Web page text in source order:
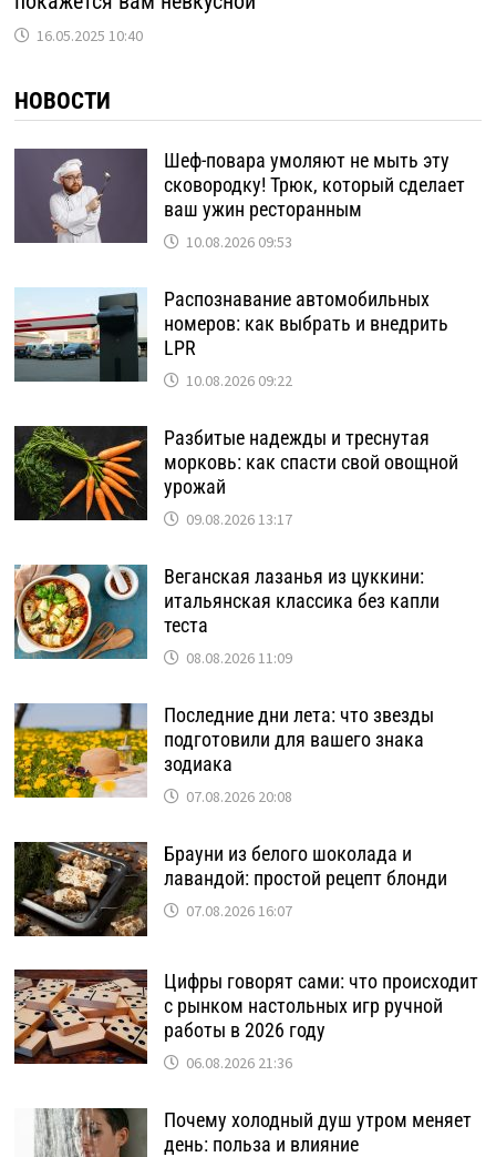
16.05.2025 10:40
НОВОСТИ
Шеф-повара умоляют не мыть эту
сковородку! Трюк, который сделает
ваш ужин ресторанным
10.08.2026 09:53
Распознавание автомобильных
номеров: как выбрать и внедрить
LPR
10.08.2026 09:22
Разбитые надежды и треснутая
морковь: как спасти свой овощной
урожай
09.08.2026 13:17
Веганская лазанья из цуккини:
итальянская классика без капли
теста
08.08.2026 11:09
Последние дни лета: что звезды
подготовили для вашего знака
зодиака
07.08.2026 20:08
Брауни из белого шоколада и
лавандой: простой рецепт блонди
07.08.2026 16:07
Цифры говорят сами: что происходит
с рынком настольных игр ручной
работы в 2026 году
06.08.2026 21:36
Почему холодный душ утром меняет
день: польза и влияние